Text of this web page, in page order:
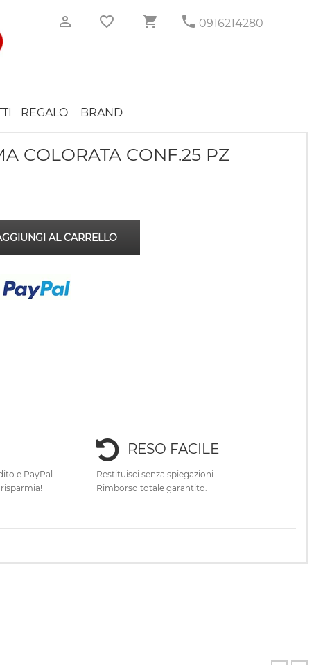
0916214280
REGALO BRAND
COLORATA CONF.25 PZ
AL CARRELLO
e PayPal.
RESO FACILE
Restituisci senza spiegazioni.
Rimborso totale garantito.